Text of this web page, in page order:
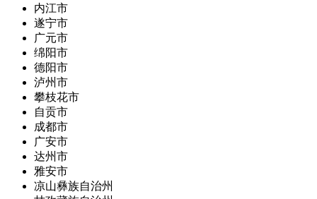
内江市
遂宁市
广元市
绵阳市
德阳市
泸州市
攀枝花市
自贡市
成都市
广安市
达州市
雅安市
凉山彝族自治州